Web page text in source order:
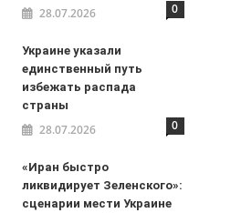
28.07.2026 0
Украине указали
единственный путь
избежать распада
страны
28.07.2026 0
«Иран быстро
ликвидирует Зеленского»:
сценарии мести Украине